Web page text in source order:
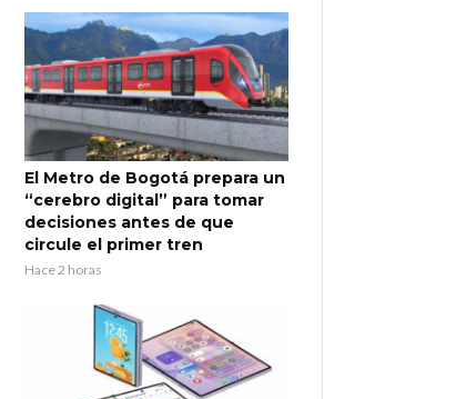
El Metro de Bogotá prepara un
“cerebro digital” para tomar
decisiones antes de que
circule el primer tren
Hace 2 horas